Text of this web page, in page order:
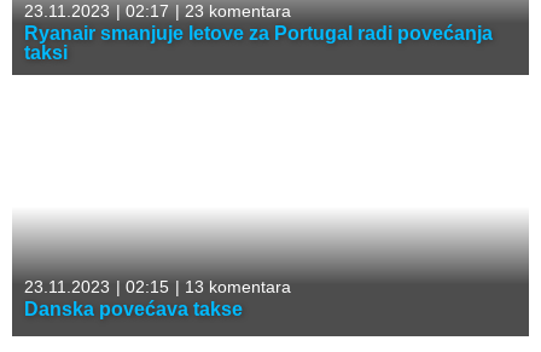
23.11.2023 |02:17 |23 komentara
Ryanair smanjuje letove za Portugal radi povećanja
taksi
23.11.2023 | 02:15 | 13 komentara
Danska povećava takse